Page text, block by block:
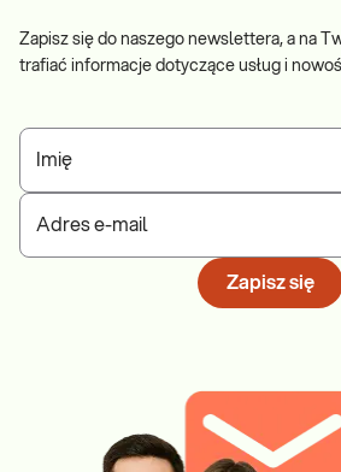
Zapisz się do naszego newslettera, a na
trafiać informacje dotyczące usług i
Imię
Adres e-mail
Zapisz się